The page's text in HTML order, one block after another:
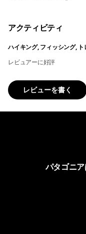
アクティビティ
ハイキング, フィッシング,
レビュアーに好評
レビューを書く
パタゴニア